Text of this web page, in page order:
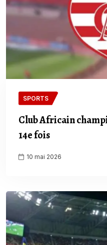
SPORTS
Club Africain
14e fois
10 mai 2026